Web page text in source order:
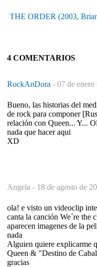
THE ORDER (2003,
4 COMENTARIOS
RockAnDora - 07 de
Bueno, las historias del
de rock para componer
relación con Queen... Y...
nada que hacer aqui
XD
Angela - 18 de agosto de
ola! e visto un videoclip
canta la canción We´re the
aparecen imagenes de la
nada
Alguien quiere explicarme
Queen & "Destino de
gracias